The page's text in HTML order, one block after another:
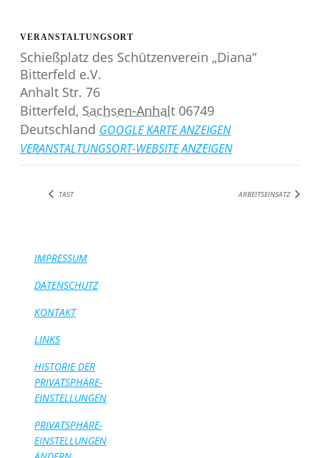
VERANSTALTUNGSORT
Schießplatz des Schützenverein „Diana“
Bitterfeld e.V.
Anhalt Str. 76
Bitterfeld, Sachsen-Anhalt 06749
Deutschland GOOGLE KARTE ANZEIGEN
VERANSTALTUNGSORT-WEBSITE ANZEIGEN
TAST ARBEITSEINSATZ
IMPRESSUM
DATENSCHUTZ
KONTAKT
LINKS
HISTORIE DER
PRIVATSPHÄRE-
EINSTELLUNGEN
PRIVATSPHÄRE-
EINSTELLUNGEN